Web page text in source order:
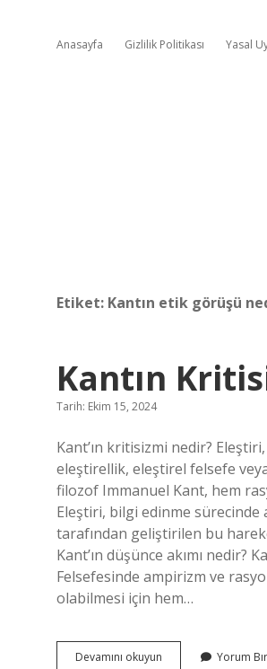
Anasayfa Gizlilik Politikası Yasal
Etiket: Kantın etik görüşü
Kantın
Tarih: Ekim 15, 2024
Kant’ın kritisizmi nedir?
eleştirellik, eleştirel felsefe
filozof Immanuel Kant, hem
Eleştiri, bilgi edinme sürecinde
tarafından geliştirilen bu
Kant’ın düşünce akımı
Felsefesinde ampirizm ve
olabilmesi için hem…
Devamını okuyun Yorum